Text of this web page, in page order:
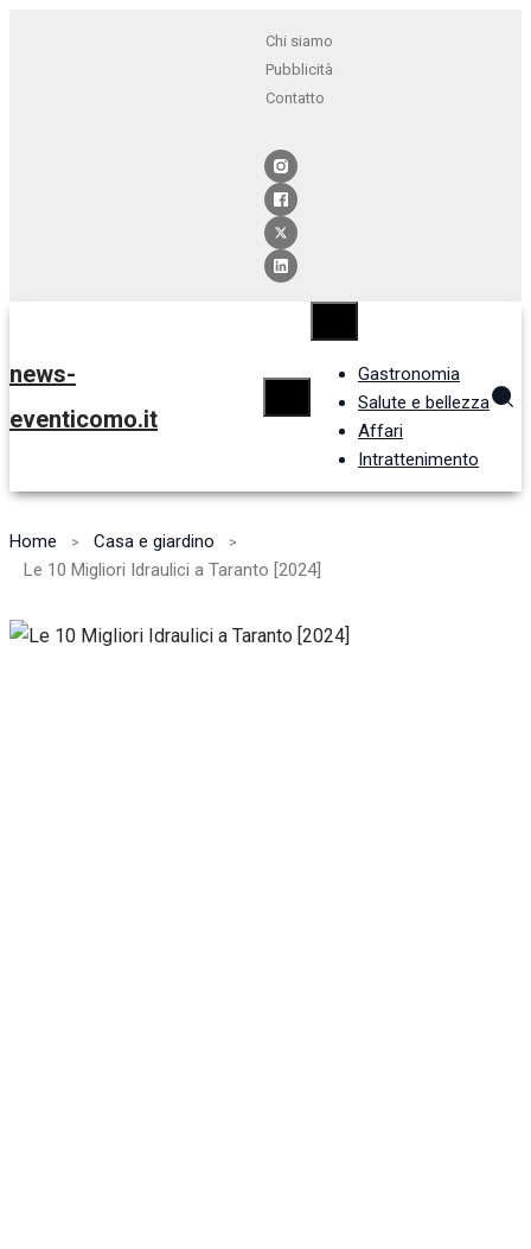
Chi siamo
Pubblicità
Contatto
news-
eventicomo.it
Gastronomia
Salute e bellezza
Affari
Intrattenimento
Home
Casa e giardino
Le 10 Migliori Idraulici a Taranto [2024]